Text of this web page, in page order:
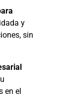
y
sin
en el